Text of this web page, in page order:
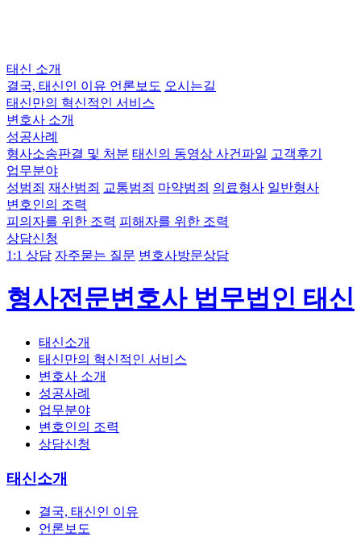
태신 소개
결국, 태신인 이유 언론보도 오시는길
태신만의 혁신적인 서비스
변호사 소개
성공사례
형사소송판결 및 처분 태신의 동영상 사건파일 고객후기
업무분야
성범죄 재산범죄 교통범죄 마약범죄 의료형사 일반형사
변호인의 조력
피의자를 위한 조력 피해자를 위한 조력
상담신청
1:1 상담 자주묻는 질문 변호사방문상담
형사전문변호사 법무법인 태신
태신소개
태신만의 혁신적인 서비스
변호사 소개
성공사례
업무분야
변호인의 조력
상담신청
태신소개
결국, 태신인 이유
언론보도